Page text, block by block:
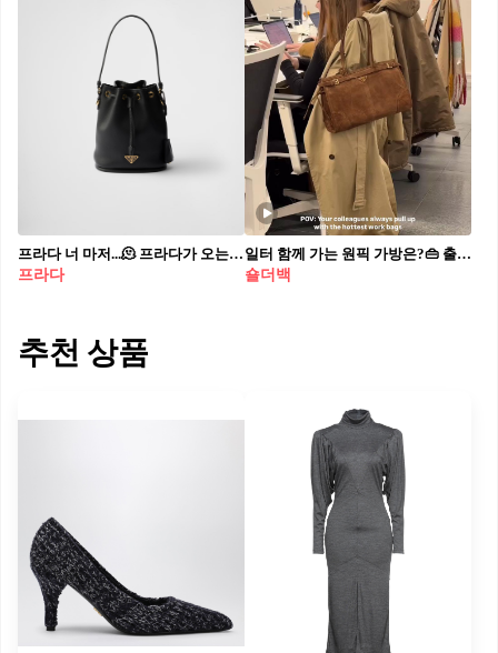
프라다 너 마저...🫠 프라다가 오는 11일부터 국내 전 제품 가격을 인상합니다. 인상폭은 약 5-7%라고 하는데요, 가죽 미니백(사진2)은 315만 원에서 330만 원으로 오른다고 하네요. 편하게 들고 다닐 수 있는 아이템이 많은 프라다, 인기 아이템들의 가격도 함께 오르겠죠. 최대 인상률 7%를 적용한 금액을 예상해보면, ‘파우치가 달린 미디엄 리나일론 백팩’(사진4)은 315만 원에서 337만 원대로, ‘미디엄 가죽 핸드백’(사진6)은 370만 원에서 396만 원대로 인상될 수 있습니다. ‘프라다 리에디션 2000 리나일론 미니백’(사진8) 역시 157만 원에서 168만 원대로 오를 가능성이 있네요. 면세점은 백화점보다 가격이 늦게 오르는 경우가 많죠. 면세점에 들릴 계획이 있다면 눈여겨봤던 프라다 제품을 득템하는 것도 좋은 방법이겠습니다!
프라다
일터 함께 가는 원픽 가방은?👜 출근룩엔 힘 바짝 vs 막 쓰기 좋은 가방이 최고
숄더백
추천 상품